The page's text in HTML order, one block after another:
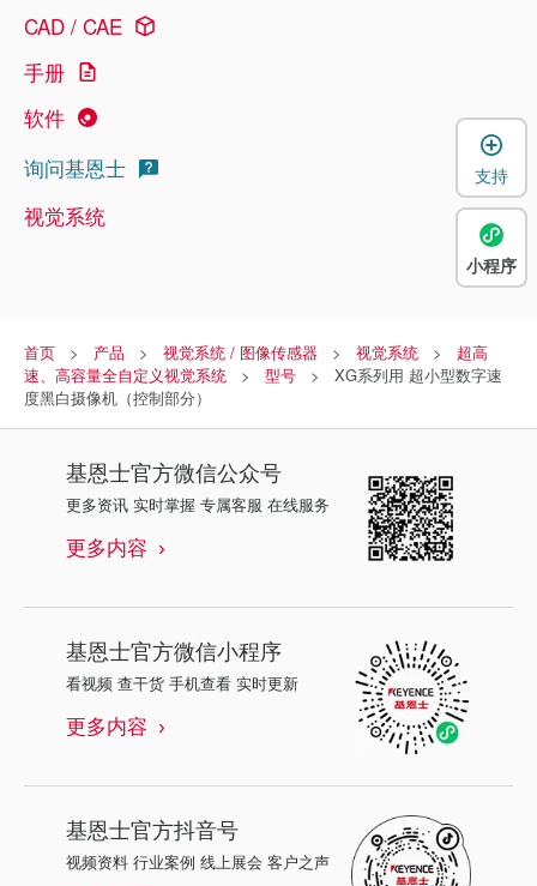
CAD / CAE
手册
软件
询问基恩士
视觉系统
首页 产品 视觉系统 / 图像传感器 视觉系统
超高
速、高容量全自定义视觉系统
型号
XG系列用 超小型数字速
度黑白摄像机（控制部分）
基恩士官方微信公众号
更多资讯 实时掌握 专属客服 在线服务
更多内容
基恩士官方微信小程序
看视频 查干货 手机查看 实时更新
更多内容
基恩士官方抖音号
视频资料 行业案例 线上展会 客户之声
支持
小程序